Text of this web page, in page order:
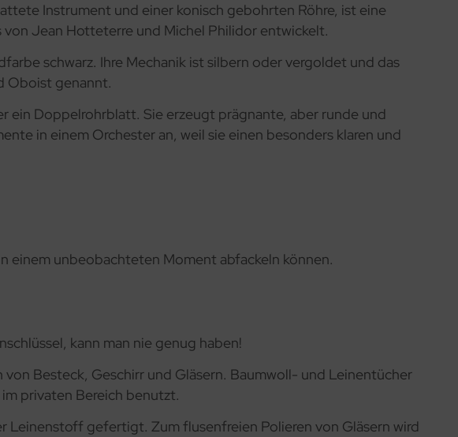
Instrument und einer konisch gebohrten Röhre, ist eine
Jean Hotteterre und Michel Philidor entwickelt.
schwarz. Ihre Mechanik ist silbern oder vergoldet und das
Oboist genannt.
ein Doppelrohrblatt. Sie erzeugt prägnante, aber runde und
in einem Orchester an, weil sie einen besonders klaren und
einem unbeobachteten Moment abfackeln können.
kann man nie genug haben!
Besteck, Geschirr und Gläsern. Baumwoll- und Leinentücher
privaten Bereich benutzt.
Leinenstoff gefertigt. Zum flusenfreien Polieren von Gläsern wird